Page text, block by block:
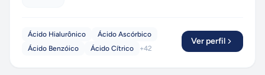
Ácido Hialurônico
Ácido Ascórbico
Ácido Benzóico
Ácido Cítrico +42
Ver perfil